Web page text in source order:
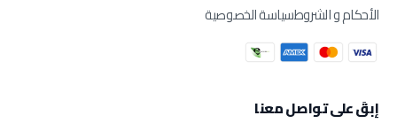
الأحكام و الشروطسياسة الخصوصية
إبقَ على تواصل معنا